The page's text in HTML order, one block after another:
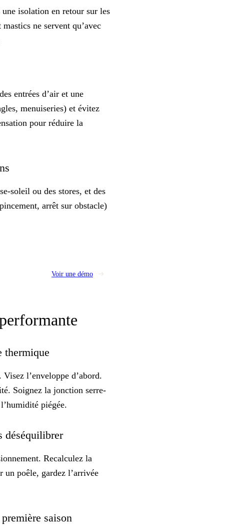
une isolation en retour sur les
ne servent qu’avec
entrées d’air et une
menuiseries) et évitez
pour réduire la
soleil ou des stores, et des
arrêt sur obstacle)
Voir une démo
thermique
Visez l’enveloppe d’abord.
Soignez la jonction serre-
piégée.
déséquilibrer
. Recalculez la
un poêle, gardez l’arrivée
saison